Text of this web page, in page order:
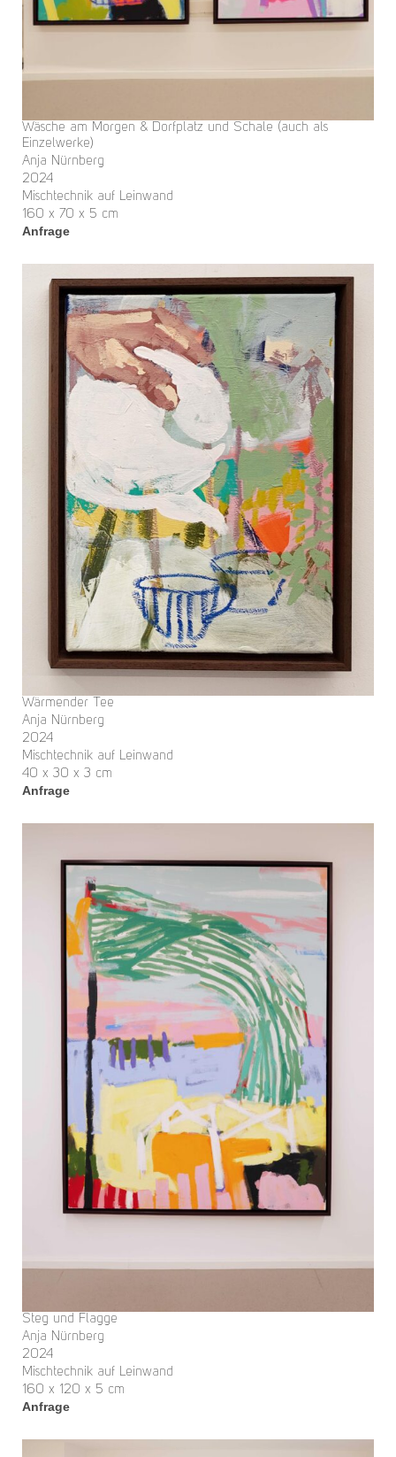
Wäsche am Morgen & Dorfplatz und Schale (auch als
Einzelwerke)
Anja Nürnberg
2024
Mischtechnik auf Leinwand
160 x 70 x 5 cm
Anfrage
Wärmender Tee
Anja Nürnberg
2024
Mischtechnik auf Leinwand
40 x 30 x 3 cm
Anfrage
Steg und Flagge
Anja Nürnberg
2024
Mischtechnik auf Leinwand
160 x 120 x 5 cm
Anfrage